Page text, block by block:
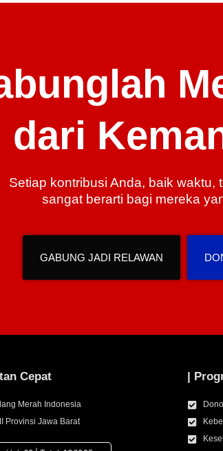
dari
Setiap kontribusi Anda, baik waktu,
sangat berarti bagi mereka
GABUNG JADI RELAWAN
Cepat
Merah Indonesia
Provinsi Jawa Barat
|